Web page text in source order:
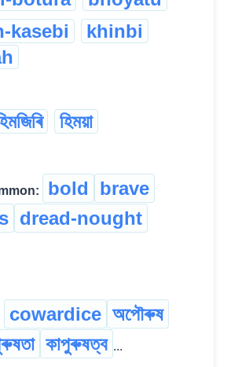
kasebi
khinbi
হিময়া
bold
brave
dread-nought
cowardice অপৌৰুষ
কাপুৰুষত্ব ...